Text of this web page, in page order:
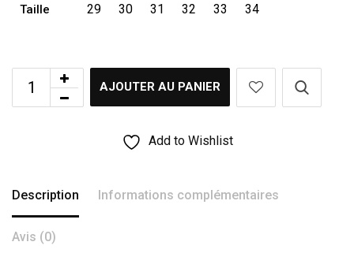
Taille 29 30 31 32 33 34
AJOUTER AU PANIER
Add to Wishlist
Description Informations complémentaires
Avis (0)